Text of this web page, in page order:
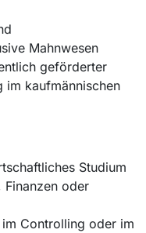
Mahnwesen
geförderter
im kaufmännischen
Studium
oder
Controlling oder im